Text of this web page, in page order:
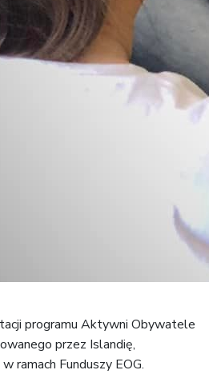
programu Aktywni Obywatele
przez Islandię,
ramach Funduszy EOG.